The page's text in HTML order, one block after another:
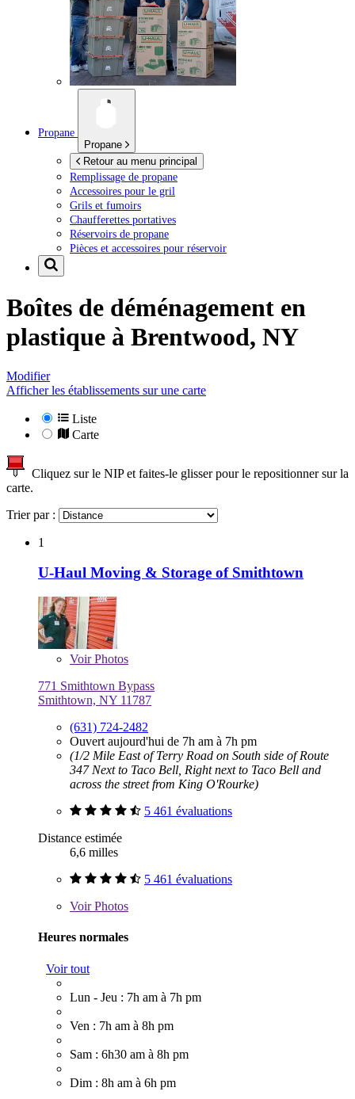
Propane
Propane
Retour au menu principal
Remplissage de propane
Accessoires pour le gril
Grils et fumoirs
Chaufferettes portatives
Réservoirs de propane
Pièces et accessoires pour réservoir
Boîtes de déménagement en
plastique à Brentwood, NY
Modifier
Afficher les établissements sur une carte
Liste
Carte
Cliquez sur le NIP et faites-le glisser pour le repositionner sur la
carte.
Trier par :
1
U-Haul Moving & Storage of Smithtown
VoirPhotos
771 Smithtown Bypass
Smithtown, NY 11787
(631) 724-2482
Ouvert aujourd'hui de 7h am à 7h pm
(1/2 Mile East of Terry Road on South side of Route
347 Next to Taco Bell, Right next to Taco Bell and
across the street from King O'Rourke)
5 461 évaluations
Distance estimée
6,6 milles
5 461 évaluations
VoirPhotos
Heures normales
Voir tout
Lun - Jeu : 7h am à 7h pm
Ven : 7h am à 8h pm
Sam : 6h30 am à 8h pm
Dim : 8h am à 6h pm